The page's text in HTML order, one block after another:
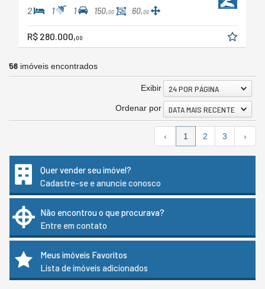
2 1 1 150,00 60,00
R$ 280.000,00
56 imóveis encontrados
Exibir 24 POR PÁGINA
Ordenar por DATA MAIS RECENTE
‹ 1 2 3 ›
Quer vender seu imóvel?
Cadastre-se e anuncie conosco
Não encontrou o que procurava?
Entre em contato
Meus imóveis Favoritos
Lista de imóveis adicionados